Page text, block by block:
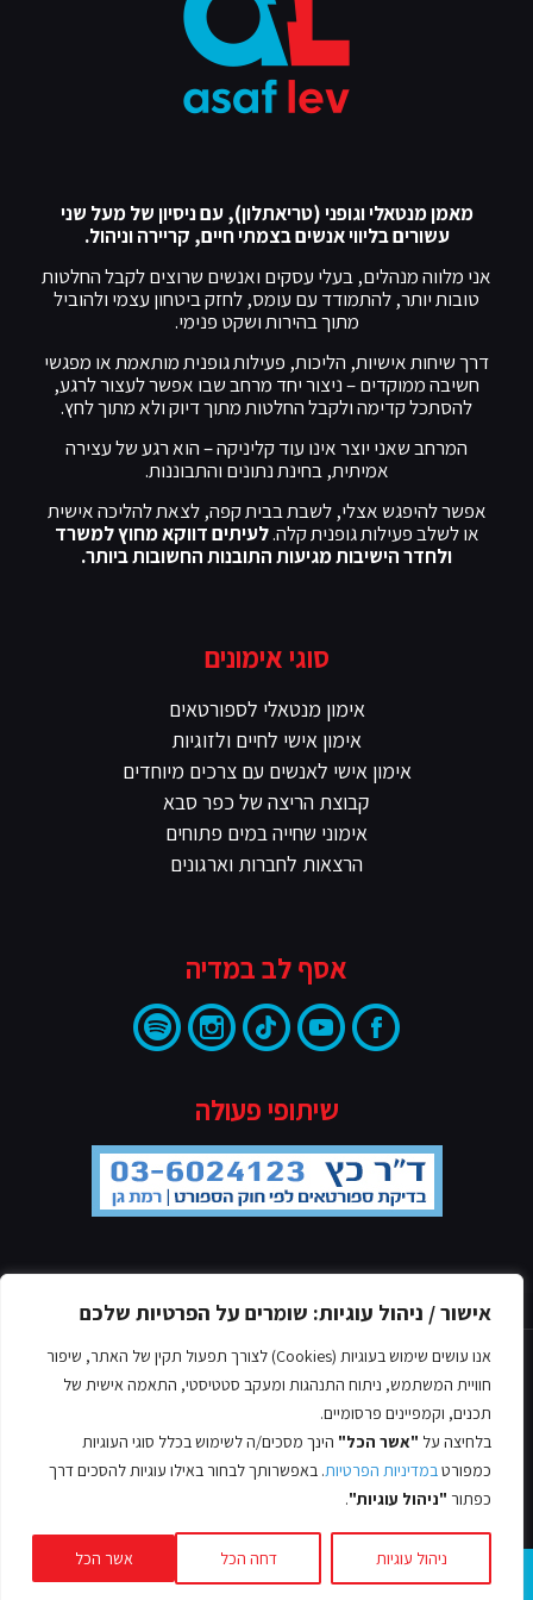
אישור / ניהול עוגיות: שומרים על הפרטיות שלכם
אנו עושים שימוש בעוגיות (Cookies) לצורך תפעול תקין של האתר, שיפור
חוויית המשתמש, ניתוח התנהגות ומעקב סטטיסטי, התאמה אישית של
תכנים, וקמפיינים פרסומיים.
בלחיצה על "אשר הכל" הינך מסכים/ה לשימוש בכלל סוגי העוגיות
כמפורטבמדיניות הפרטיות. באפשרותך לבחור באילו עוגיות להסכים דרך
כפתור "ניהול עוגיות".
ניהול עוגיות דחה הכל אשר הכל
מאמן מנטאלי וגופני (טריאתלון), עם ניסיון של מעל שני
עשורים בליווי אנשים בצמתי חיים, קריירה וניהול.
אני מלווה מנהלים, בעלי עסקים ואנשים שרוצים לקבל החלטות
טובות יותר, להתמודד עם עומס, לחזק ביטחון עצמי ולהוביל
מתוך בהירות ושקט פנימי.
דרך שיחות אישיות, הליכות, פעילות גופנית מותאמת או מפגשי
חשיבה ממוקדים – ניצור יחד מרחב שבו אפשר לעצור לרגע,
להסתכל קדימה ולקבל החלטות מתוך דיוק ולא מתוך לחץ.
המרחב שאני יוצר אינו עוד קליניקה – הוא רגע של עצירה
אמיתית, בחינת נתונים והתבוננות.
אפשר להיפגש אצלי, לשבת בבית קפה, לצאת להליכה אישית
או לשלב פעילות גופנית קלה.לעיתים דווקא מחוץ למשרד
ולחדר הישיבות מגיעות התובנות החשובות ביותר.
סוגי אימונים
אימון מנטאלי לספורטאים
אימון אישי לחיים ולזוגיות
אימון אישי לאנשים עם צרכים מיוחדים
קבוצת הריצה של כפר סבא
אימוני שחייה במים פתוחים
הרצאות לחברות וארגונים
אסף לב במדיה
שיתופי פעולה
מדיניות הפרטיות
© כל הזכויות שמורות אסף לב, 2022
עיצוב ובניית אתרים -